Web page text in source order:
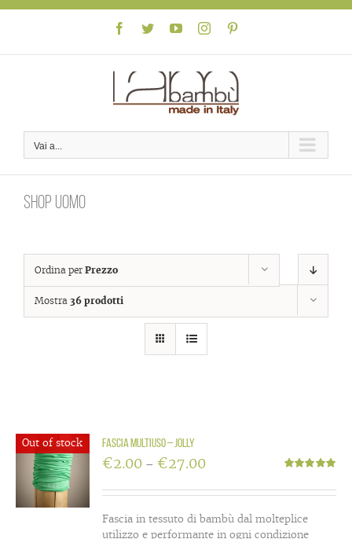
Skip
Facebook
TwitterYouTubeInstagram
Vai a...
Shop uomo
Ordina perPrezzo
Mostra 36 prodotti
Out of stock Fascia multiuso – Jolly
5.00su 5
€2.00 –€27.00
Fascia in tessuto di bambù dal molteplice
utilizzo e performante in ogni condizione